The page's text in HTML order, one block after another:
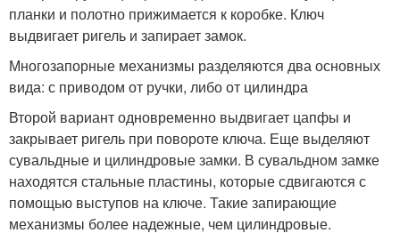
планки и полотно прижимается к коробке. Ключ
выдвигает ригель и запирает замок.
Многозапорные механизмы разделяются два основных
вида: с приводом от ручки, либо от цилиндра
Второй вариант одновременно выдвигает цапфы и
закрывает ригель при повороте ключа. Еще выделяют
сувальдные и цилиндровые замки. В сувальдном замке
находятся стальные пластины, которые сдвигаются с
помощью выступов на ключе. Такие запирающие
механизмы более надежные, чем цилиндровые.